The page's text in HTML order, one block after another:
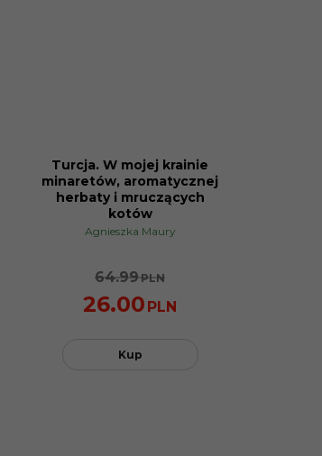
PROMOCJA
Turcja. W mojej krainie
minaretów, aromatycznej
herbaty i mruczących
kotów
Agnieszka Maury
64.99PLN
26.00 PLN
Kup